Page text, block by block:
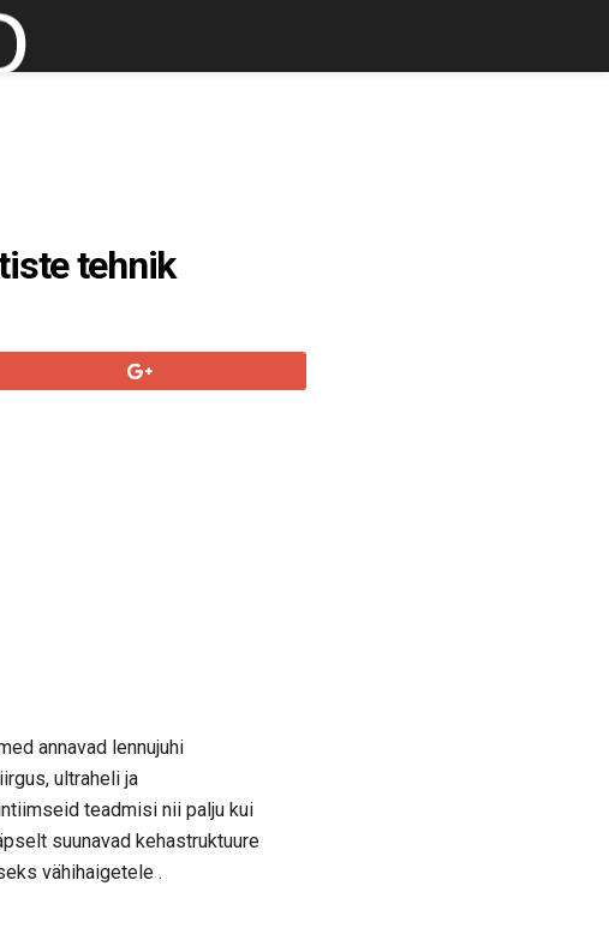
tehnik
annavad lennujuhi
ultraheli ja
teadmisi nii palju kui
suunavad kehastruktuure
vähihaigetele .